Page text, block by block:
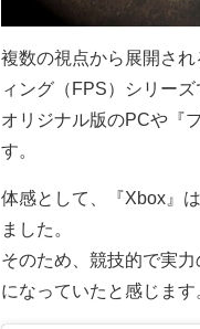
複数の視点から展開さ
ィング（FPS）シリーズ
オリジナル版のPCや『
す。
体感として、『Xbox』
ました。
そのため、競技的で実
になっていたと感じます